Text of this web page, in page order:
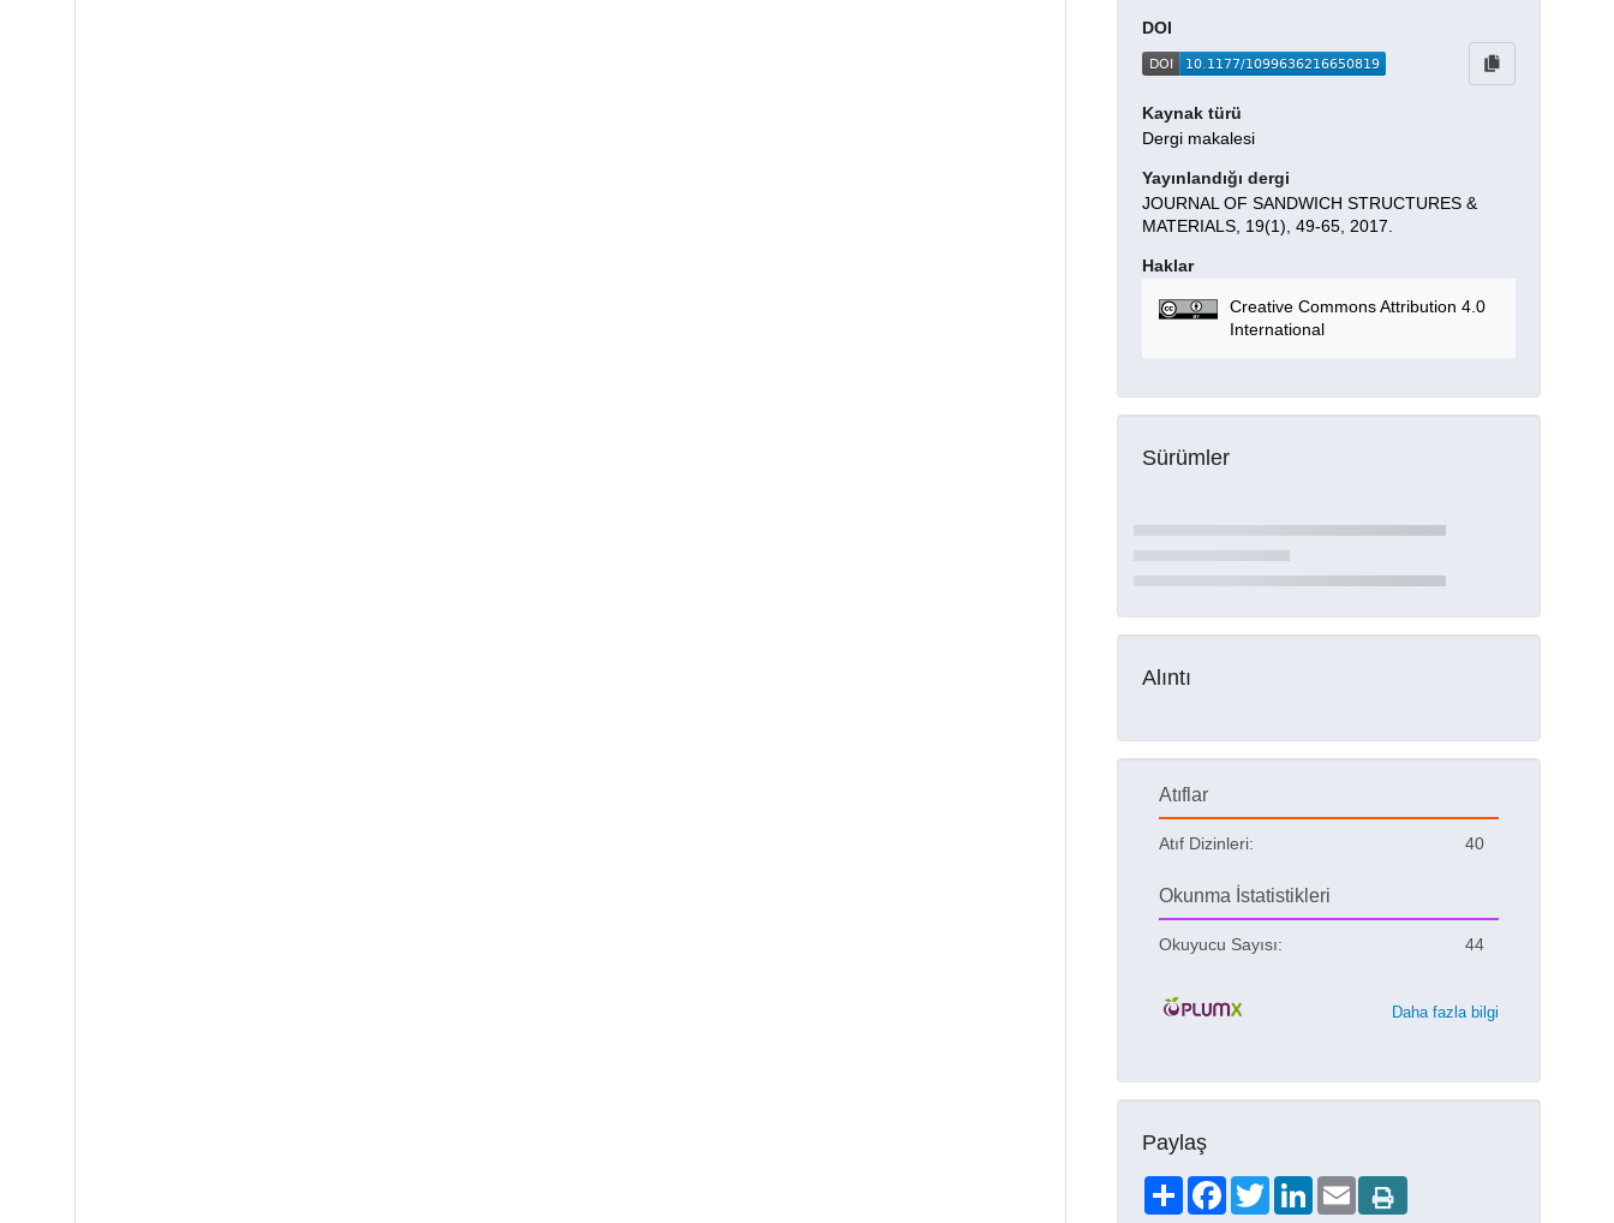
DOI
Kaynak türü
Dergi makalesi
Yayınlandığı dergi
JOURNAL OF SANDWICH STRUCTURES &
MATERIALS, 19(1), 49-65, 2017.
Haklar
Creative Commons Attribution 4.0
International
Sürümler
Alıntı
Atıflar
Atıf Dizinleri: 40
Okunma İstatistikleri
Okuyucu Sayısı: 44
Daha fazla bilgi
Paylaş
ShareFacebookTwitterLinkedIn
Email